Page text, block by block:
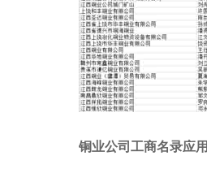
铜业公司工商名录应用